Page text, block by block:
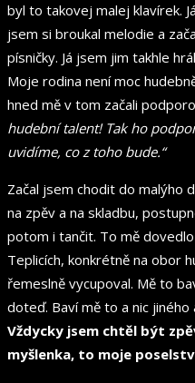
byl to takovej malej klavírek.
jsem si broukal melodie a
písničky. Já jsem jim takhle
Moje rodina není moc
hned mě v tom začali
hudební talent! Tak ho
uvidíme, co z toho bude.“
Začal jsem chodit do malýho
na zpěv a na skladbu,
potom i tančit. To mě
Teplicích, konkrétně na obor
řemeslně vycupoval. Mě to
doteď. Baví mě to a nic jiného
Vždycky jsem chtěl být
myšlenka, to moje